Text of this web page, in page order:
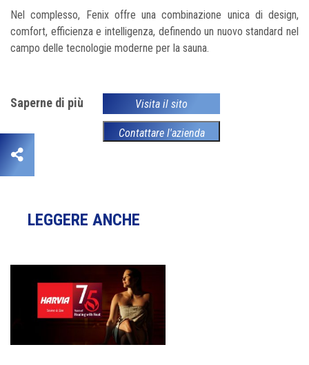
Nel complesso, Fenix offre una combinazione unica di design,
comfort, efficienza e intelligenza, definendo un nuovo standard nel
campo delle tecnologie moderne per la sauna.
Saperne di più Visita il sito
Contattare l'azienda
LEGGERE ANCHE